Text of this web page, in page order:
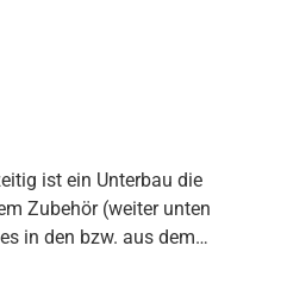
ist ein Unterbau die
Zubehör (weiter unten
in den bzw. aus dem